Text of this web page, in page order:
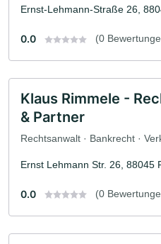
Ernst-Lehmann-Straße 26,
0.0 (0
Klaus Rimmele -
& Partner
Rechtsanwalt · Bankrecht ·
Ernst Lehmann Str. 26, 88045
0.0 (0